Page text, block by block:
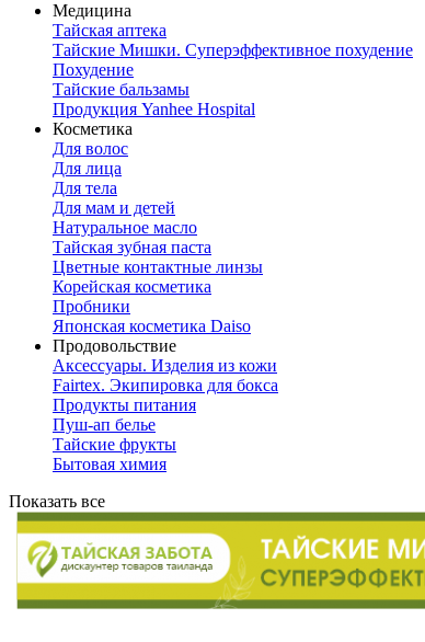
Медицина
Тайская аптека
Тайские Мишки. Суперэффективное похудение
Похудение
Тайские бальзамы
Продукция Yanhee Hospital
Косметика
Для волос
Для лица
Для тела
Для мам и детей
Натуральное масло
Тайская зубная паста
Цветные контактные линзы
Корейская косметика
Пробники
Японская косметика Daiso
Продовольствие
Аксессуары. Изделия из кожи
Fairtex. Экипировка для бокса
Продукты питания
Пуш-ап белье
Тайские фрукты
Бытовая химия
Показать все